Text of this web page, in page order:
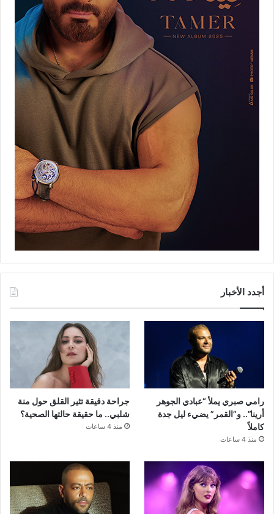
أجدد الأخبار
رامي صبري يملأ “عبادي الجوهر
أرينا”.. و”القمر” يضيء ليل جدة
كاملاً
منذ 4 ساعات
جراحة دقيقة تثير القلق حول منة
شلبي.. ما حقيقة حالتها الصحية؟
منذ 4 ساعات